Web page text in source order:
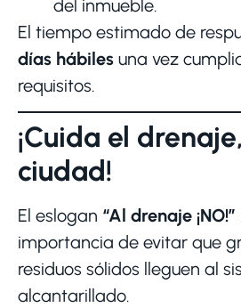
del inmueble.
El tiempo estimado de
días hábiles una vez
requisitos.
¡Cuida el
ciudad!
El eslogan “Al drenaje ¡NO!”
importancia de evitar que
residuos sólidos lleguen al
alcantarillado.